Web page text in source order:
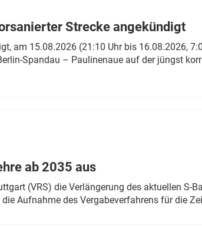
Strecke angekündigt
am 15.08.2026 (21:10 Uhr bis 16.08.2026,
Spandau – Paulinenaue auf der jüngst
ab 2035 aus
(VRS) die Verlängerung des aktuellen S-
Aufnahme des Vergabeverfahrens für die